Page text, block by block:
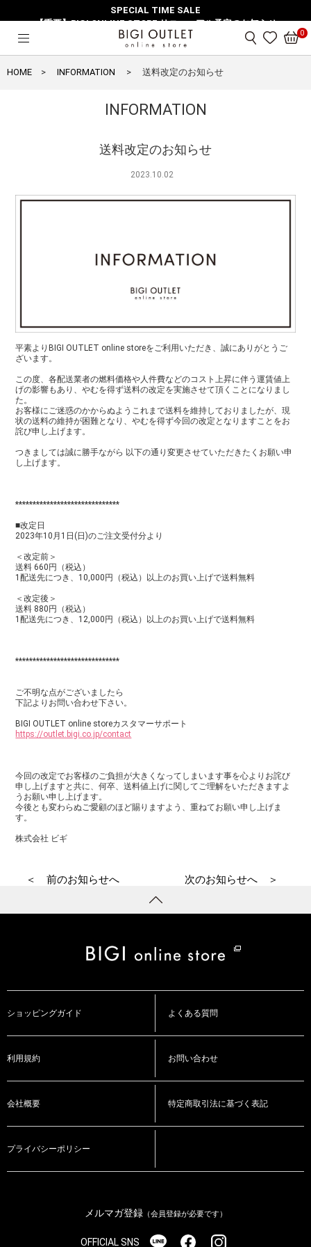
SPECIAL TIME SALE
【重要】BIGI ONLINE STORE リニューアル予定のお知らせ
0
HOME INFORMATION 送料改定のお知らせ
INFORMATION
送料改定のお知らせ
2023.10.02
平素よりBIGI OUTLET online storeをご利用いただき、誠にありがとうご
ざいます。
この度、各配送業者の燃料価格や人件費などのコスト上昇に伴う運賃値上
げの影響もあり、やむを得ず送料の改定を実施させて頂くことになりまし
た。
お客様にご迷惑のかからぬようこれまで送料を維持しておりましたが、現
状の送料の維持が困難となり、やむを得ず今回の改定となりますことをお
詫び申し上げます。
つきましては誠に勝手ながら 以下の通り変更させていただきたくお願い申
し上げます。
******************************
■改定日
2023年10月1日(日)のご注文受付分より
＜改定前＞
送料 660円（税込）
1配送先につき、10,000円（税込）以上のお買い上げで送料無料
＜改定後＞
送料 880円（税込）
1配送先につき、12,000円（税込）以上のお買い上げで送料無料
******************************
ご不明な点がございましたら
下記よりお問い合わせ下さい。
BIGI OUTLET online storeカスタマーサポート
https://outlet.bigi.co.jp/contact
今回の改定でお客様のご負担が大きくなってしまいます事を心よりお詫び
申し上げますと共に、何卒、送料値上げに関してご理解をいただきますよ
うお願い申し上げます。
今後とも変わらぬご愛顧のほど賜りますよう、重ねてお願い申し上げま
す。
株式会社 ビギ
＜ 前のお知らせへ 次のお知らせへ ＞
ショッピングガイド よくある質問
利用規約 お問い合わせ
会社概要 特定商取引法に基づく表記
プライバシーポリシー
メルマガ登録（会員登録が必要です）
OFFICIAL SNS